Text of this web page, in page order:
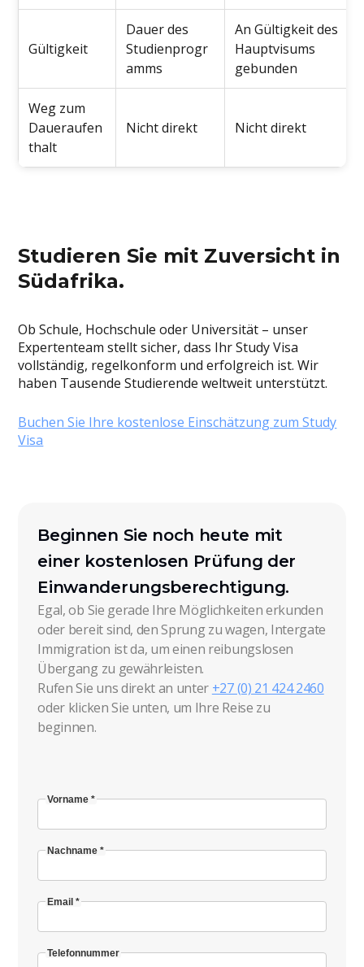
Gültigkeit
Dauer des
Studienprogr
amms
An Gültigkeit des
Hauptvisums
gebunden
Weg zum
Daueraufen
thalt
Nicht direkt Nicht direkt
Studieren Sie mit Zuversicht in
Südafrika.
Ob Schule, Hochschule oder Universität – unser
Expertenteam stellt sicher, dass Ihr Study Visa
vollständig, regelkonform und erfolgreich ist. Wir
haben Tausende Studierende weltweit unterstützt.
Buchen Sie Ihre kostenlose Einschätzung zum Study
Visa
Beginnen Sie noch heute mit
einer kostenlosen Prüfung der
Einwanderungsberechtigung.
Egal, ob Sie gerade Ihre Möglichkeiten erkunden
oder bereit sind, den Sprung zu wagen, Intergate
Immigration ist da, um einen reibungslosen
Übergang zu gewährleisten.
Rufen Sie uns direkt an unter +27 (0) 21 424 2460
oder klicken Sie unten, um Ihre Reise zu
beginnen.
Vorname *
Nachname *
Email *
Telefonnummer